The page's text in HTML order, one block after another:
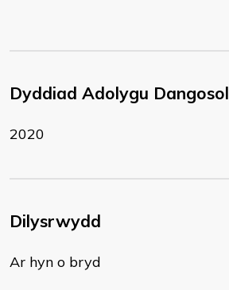
Dyddiad Adolygu Dangosol
2020
Dilysrwydd
Ar hyn o bryd